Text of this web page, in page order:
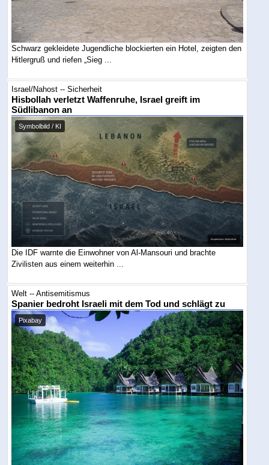
Schwarz gekleidete Jugendliche blockierten ein Hotel, zeigten den
Hitlergruß und riefen „Sieg ...
Israel/Nahost -- Sicherheit
Hisbollah verletzt Waffenruhe, Israel greift im
Südlibanon an
Symbolbild / KI
Die IDF warnte die Einwohner von Al-Mansouri und brachte
Zivilisten aus einem weiterhin ...
Welt -- Antisemitismus
Spanier bedroht Israeli mit dem Tod und schlägt zu
Pixabay